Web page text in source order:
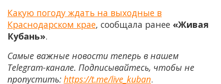
Какую погоду ждать на выходные в
Краснодарском крае, сообщала ранее «Живая
Кубань».
Самые важные новости теперь в нашем
Telegram-канале. Подписывайтесь, чтобы не
пропустить: https://t.me/live_kuban.